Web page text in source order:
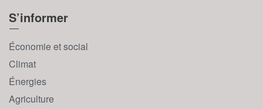
S’informer
Économie et social
Climat
Énergies
Agriculture